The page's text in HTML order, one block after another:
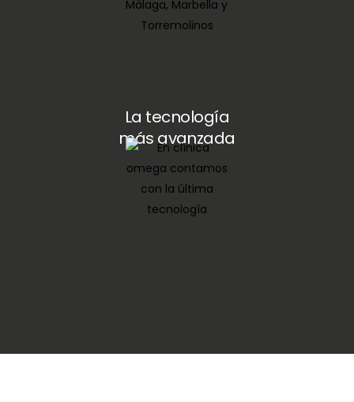
La tecnología
más avanzada